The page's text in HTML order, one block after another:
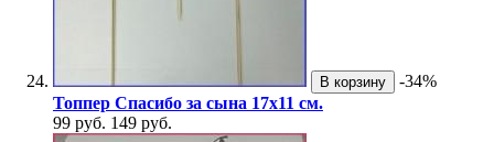
В корзину
-34%
Топпер Спасибо за сына 17х11 см.
99 руб. 149 руб.